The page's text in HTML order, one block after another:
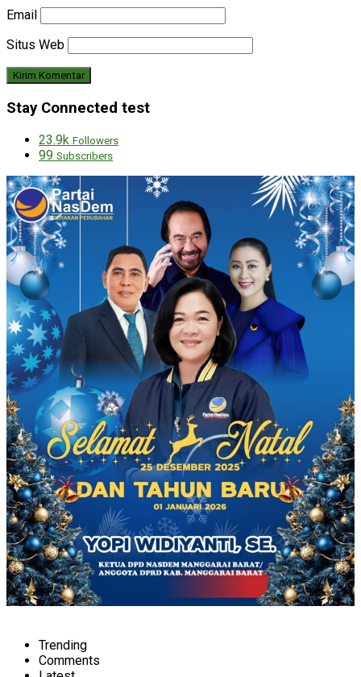
Email
Situs Web
Stay Connected test
23.9k Followers
99 Subscribers
Trending
Comments